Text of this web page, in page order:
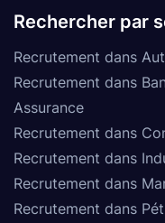
Rechercher par
Recrutement dans
Recrutement dans
Assurance
Recrutement dans
Recrutement dans
Recrutement dans
Recrutement dans